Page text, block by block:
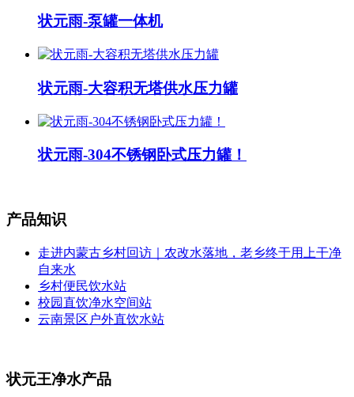
状元雨-泵罐一体机
状元雨-大容积无塔供水压力罐
状元雨-304不锈钢卧式压力罐！
产品知识
走进内蒙古乡村回访｜农改水落地，老乡终于用上干净
自来水
乡村便民饮水站
校园直饮净水空间站
云南景区户外直饮水站
状元王净水产品